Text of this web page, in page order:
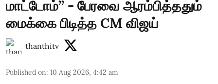
மாட்டோம்’’ - பேரவை ஆரம்பித்ததும்
மைக்கை பிடித்த CM விஜய்
thanthitv
Published on: 10 Aug 2026, 4:42 am